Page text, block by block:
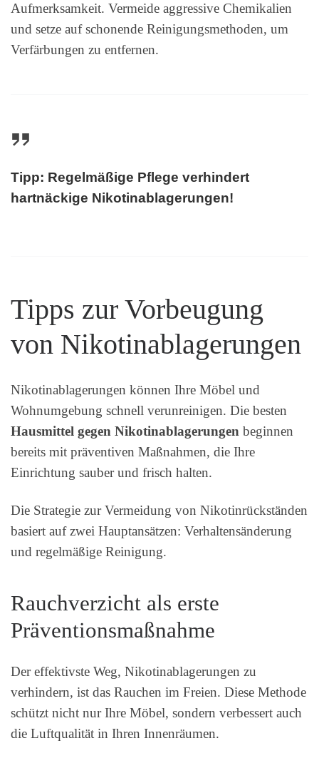
Aufmerksamkeit. Vermeide aggressive Chemikalien
und setze auf schonende Reinigungsmethoden, um
Verfärbungen zu entfernen.
Tipp: Regelmäßige Pflege verhindert
hartnäckige Nikotinablagerungen!
Tipps zur Vorbeugung
von Nikotinablagerungen
Nikotinablagerungen können Ihre Möbel und
Wohnumgebung schnell verunreinigen. Die besten
Hausmittel gegen Nikotinablagerungen beginnen
bereits mit präventiven Maßnahmen, die Ihre
Einrichtung sauber und frisch halten.
Die Strategie zur Vermeidung von Nikotinrückständen
basiert auf zwei Hauptansätzen: Verhaltensänderung
und regelmäßige Reinigung.
Rauchverzicht als erste
Präventionsmaßnahme
Der effektivste Weg, Nikotinablagerungen zu
verhindern, ist das Rauchen im Freien. Diese Methode
schützt nicht nur Ihre Möbel, sondern verbessert auch
die Luftqualität in Ihren Innenräumen.